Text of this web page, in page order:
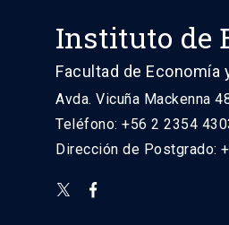
Instituto de
Facultad de Economía
Avda. Vicuña Mackenna
Teléfono: +56 2 2354
Dirección de Postgrado: